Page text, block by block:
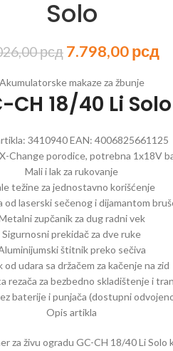
PROGRAM
BATERIJE
– AKUMULATORSKI
– AKUMULATORSKI
–
AKUMULATORSKE
–
ZA OREZIVANJE
– AKUMULATORSKE
Solo
рсд 7.798,00рсд
Akumulatorske makaze za žbunje
CH 18/40 Li Solo
3410940EAN:4006825661125
Change porodice, potrebna 1x18V
Mali i lak za rukovanje
težine za jednostavno korišćenje
od laserski sečenog i dijamantom
zupčanik za dug radni vek
Sigurnosni prekidač za dve ruke
štitnik preko sečiva
od udara sa držačem za kačenje na zid
rezača za bezbedno skladištenje i
baterije i punjača (dostupni
Opis artikla
za živu ogradu GC-CH 18/40 Li Solo